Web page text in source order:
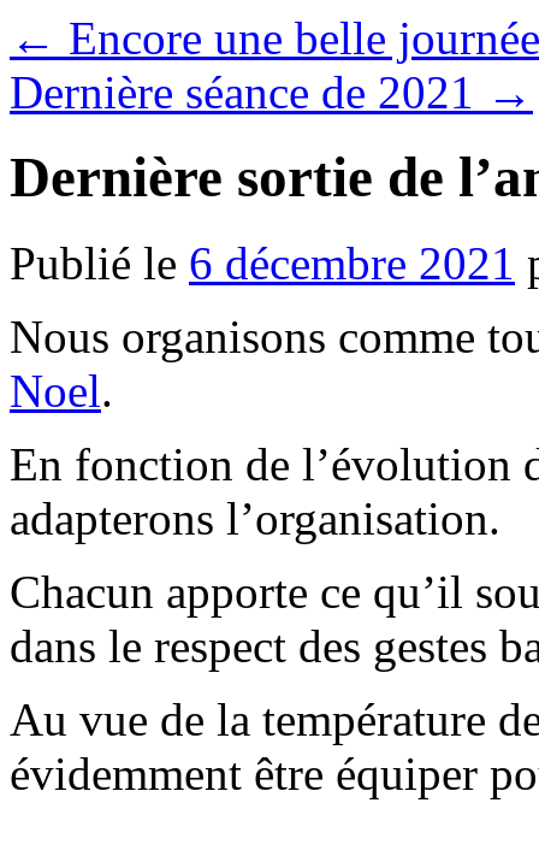
← Encore une belle
Dernière séance de 2021 →
Dernière sortie de
Publié le 6 décembre 2021
Nous organisons comme
Noel.
En fonction de l’évolution
adapterons l’organisation.
Chacun apporte ce qu’il
dans le respect des gestes
Au vue de la température
évidemment être équiper